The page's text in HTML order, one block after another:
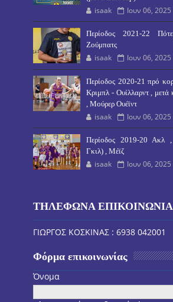
isaak Ιουν 06, 2025
Περίοδος 2021-22
Ζούμπατς
isaak Ιουν 06, 2025
Περίοδος 2020-21 πρό
Κριμπλ - Ουίλλαρντ , μετά
, Μούρερ Ουέϊντ
isaak Ιουν 06, 2025
Περίοδος 2019-20 Ακλ ,
Γκιλ) , Μέϊζ
isaak Ιουν 06, 2025
ΤΗΛΕΦΩΝΑ
ΓΙΩΡΓΟΣ ΚΟΣΚΙΝΑΣ : 6938 042001
Φόρμα επικοινωνίας
Όνομα